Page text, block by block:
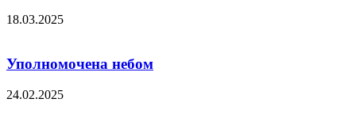
18.03.2025
Уполномочена небом
24.02.2025